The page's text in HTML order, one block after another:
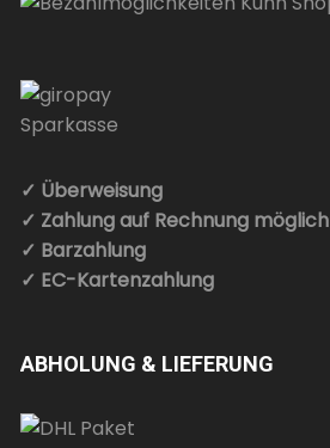
✓ Überweisung
✓ Zahlung auf Rechnung möglich
✓ Barzahlung
✓ EC-Kartenzahlung
ABHOLUNG & LIEFERUNG